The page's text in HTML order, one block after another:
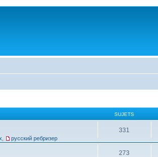
SUJETS
русский ребризер
331
273